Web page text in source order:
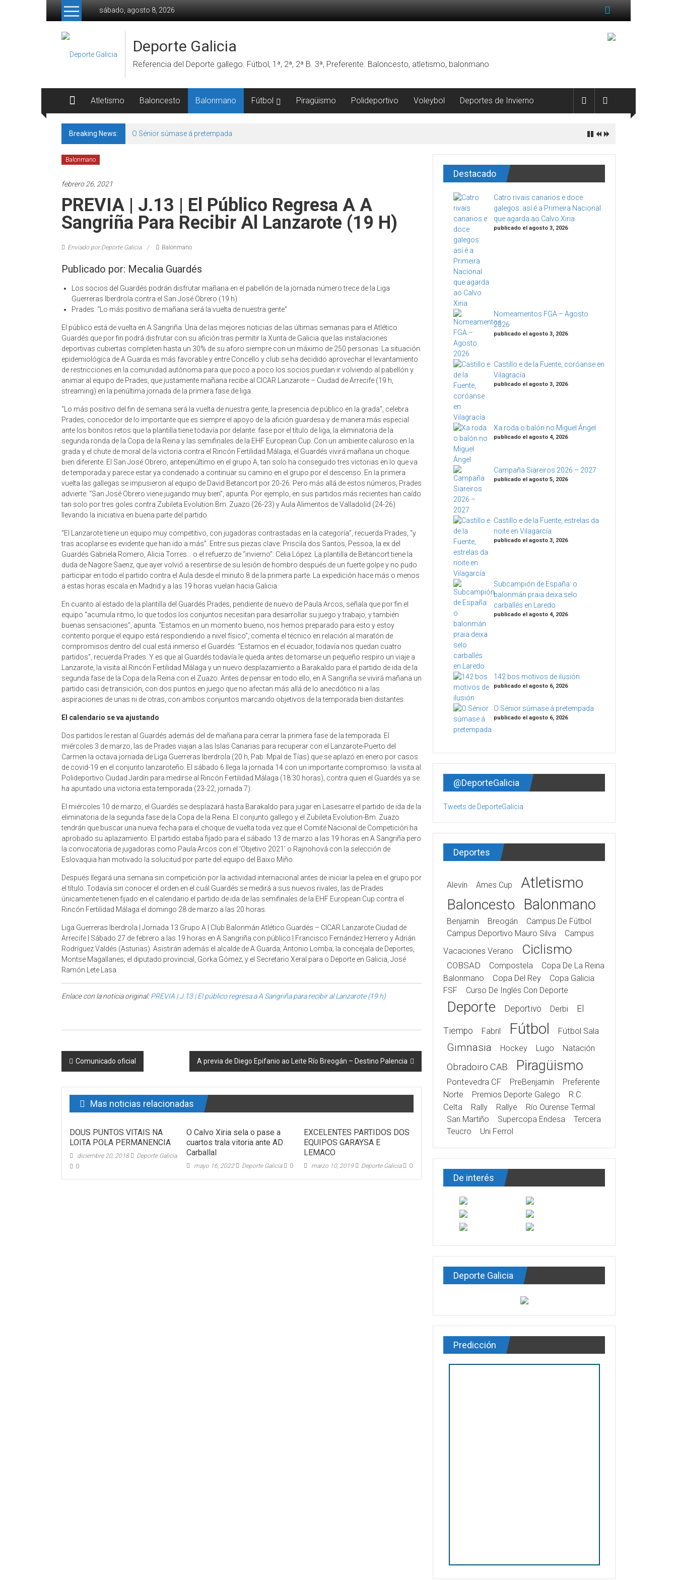
Skip to content
sábado, agosto 8, 2026
Deporte Galicia
Referencia del Deporte gallego. Fútbol, 1ª, 2ª, 2ª B. 3ª, Preferente. Baloncesto, atletismo, balonmano
Atletismo Baloncesto Balonmano Fútbol Piragüismo Polideportivo Voleybol Deportes de Invierno
Breaking News: O Sénior súmase á pretempada
Balonmano
febrero 26, 2021
PREVIA | J.13 | El Público Regresa A A
Sangriña Para Recibir Al Lanzarote (19 H)
Enviado por:Deporte Galicia Balonmano
Publicado por: Mecalia Guardés
Los socios del Guardés podrán disfrutar mañana en el pabellón de la jornada número trece de la Liga
Guerreras Iberdrola contra el San José Obrero (19 h)
Prades: “Lo más positivo de mañana será la vuelta de nuestra gente”
El público está de vuelta en A Sangriña. Una de las mejores noticias de las últimas semanas para el Atlético
Guardés que por fin podrá disfrutar con su afición tras permitir la Xunta de Galicia que las instalaciones
deportivas cubiertas completen hasta un 30% de su aforo siempre con un máximo de 250 personas. La situación
epidemiológica de A Guarda es más favorable y entre Concello y club se ha decidido aprovechar el levantamiento
de restricciones en la comunidad autónoma para que poco a poco los socios puedan ir volviendo al pabellón y
animar al equipo de Prades, que justamente mañana recibe al CICAR Lanzarote – Ciudad de Arrecife (19 h,
streaming) en la penúltima jornada de la primera fase de liga.
“Lo más positivo del fin de semana será la vuelta de nuestra gente, la presencia de público en la grada”, celebra
Prades, conocedor de lo importante que es siempre el apoyo de la afición guardesa y de manera más especial
ante los bonitos retos que la plantilla tiene todavía por delante: fase por el título de liga, la eliminatoria de la
segunda ronda de la Copa de la Reina y las semifinales de la EHF European Cup. Con un ambiente caluroso en la
grada y el chute de moral de la victoria contra el Rincón Fertilidad Málaga, el Guardés vivirá mañana un choque
bien diferente. El San José Obrero, antepenúltimo en el grupo A, tan solo ha conseguido tres victorias en lo que va
de temporada y parece estar ya condenado a continuar su camino en el grupo por el descenso. En la primera
vuelta las gallegas se impusieron al equipo de David Betancort por 20-26. Pero más allá de estos números, Prades
advierte: “San José Obrero viene jugando muy bien”, apunta. Por ejemplo, en sus partidos más recientes han caído
tan solo por tres goles contra Zubileta Evolution Bm. Zuazo (26-23) y Aula Alimentos de Valladolid (24-26)
llevando la iniciativa en buena parte del partido.
“El Lanzarote tiene un equipo muy competitivo, con jugadoras contrastadas en la categoría”, recuerda Prades, “y
tras acoplarse es evidente que han ido a más”. Entre sus piezas clave: Priscila dos Santos, Pessoa, la ex del
Guardés Gabriela Romero, Alicia Torres… o el refuerzo de “invierno”: Celia López. La plantilla de Betancort tiene la
duda de Nagore Saenz, que ayer volvió a resentirse de su lesión de hombro después de un fuerte golpe y no pudo
participar en todo el partido contra el Aula desde el minuto 8 de la primera parte. La expedición hace más o menos
a estas horas escala en Madrid y a las 19 horas vuelan hacia Galicia.
En cuanto al estado de la plantilla del Guardés Prades, pendiente de nuevo de Paula Arcos, señala que por fin el
equipo “acumula ritmo, lo que todos los conjuntos necesitan para desarrollar su juego y trabajo, y también
buenas sensaciones”, apunta. “Estamos en un momento bueno, nos hemos preparado para esto y estoy
contento porque el equipo está respondiendo a nivel físico”, comenta el técnico en relación al maratón de
compromisos dentro del cual está inmerso el Guardés. “Estamos en el ecuador, todavía nos quedan cuatro
partidos”, recuerda Prades. Y es que al Guardés todavía le queda antes de tomarse un pequeño respiro un viaje a
Lanzarote, la visita al Rincón Fertilidad Málaga y un nuevo desplazamiento a Barakaldo para el partido de ida de la
segunda fase de la Copa de la Reina con el Zuazo. Antes de pensar en todo ello, en A Sangriña se vivirá mañana un
partido casi de transición, con dos puntos en juego que no afectan más allá de lo anecdótico ni a las
aspiraciones de unas ni de otras, con ambos conjuntos marcando objetivos de la temporada bien distantes.
El calendario se va ajustando
Dos partidos le restan al Guardés además del de mañana para cerrar la primera fase de la temporada. El
miércoles 3 de marzo, las de Prades viajan a las Islas Canarias para recuperar con el Lanzarote-Puerto del
Carmen la octava jornada de Liga Guerreras Iberdrola (20 h, Pab. Mpal de Tías) que se aplazó en enero por casos
de covid-19 en el conjunto lanzaroteño. El sábado 6 llega la jornada 14 con un importante compromiso: la visita al
Polideportivo Ciudad Jardín para medirse al Rincón Fertilidad Málaga (18:30 horas), contra quien el Guardés ya se
ha apuntado una victoria esta temporada (23-22, jornada 7).
El miércoles 10 de marzo, el Guardés se desplazará hasta Barakaldo para jugar en Lasesarre el partido de ida de la
eliminatoria de la segunda fase de la Copa de la Reina. El conjunto gallego y el Zubileta Evolution-Bm. Zuazo
tendrán que buscar una nueva fecha para el choque de vuelta toda vez que el Comité Nacional de Competición ha
aprobado su aplazamiento. El partido estaba fijado para el sábado 13 de marzo a las 19 horas en A Sangriña pero
la convocatoria de jugadoras como Paula Arcos con el ‘Objetivo 2021’ o Rajnohová con la selección de
Eslovaquia han motivado la solucitud por parte del equipo del Baixo Miño.
Después llegará una semana sin competición por la actividad internacional antes de iniciar la pelea en el grupo por
el título. Todavía sin conocer el orden en el cuál Guardés se medirá a sus nuevos rivales, las de Prades
únicamente tienen fijado en el calendario el partido de ida de las semifinales de la EHF European Cup contra el
Rincón Fertilidad Málaga el domingo 28 de marzo a las 20 horas.
Liga Guerreras Iberdrola | Jornada 13 Grupo A | Club Balonmán Atlético Guardés – CICAR Lanzarote Ciudad de
Arrecife | Sábado 27 de febrero a las 19 horas en A Sangriña con público | Francisco Fernández Herrero y Adrián
Rodríguez Valdés (Asturias). Asistirán además el alcalde de A Guarda, Antonio Lomba; la concejala de Deportes,
Montse Magallanes; el diputado provincial, Gorka Gómez; y el Secretario Xeral para o Deporte en Galicia, José
Ramón Lete Lasa.
Enlace con la noticia original:PREVIA | J.13 | El público regresa a A Sangriña para recibir al Lanzarote (19 h)
Post navigation
Comunicado oficial A previa de Diego Epifanio ao Leite Río Breogán – Destino Palencia
Mas noticias relacionadas
DOUS PUNTOS VITAIS NA
LOITA POLA PERMANENCIA
diciembre 20, 2018
Deporte Galicia
0
O Calvo Xiria sela o pase a
cuartos trala vitoria ante AD
Carballal
mayo 16, 2022 Deporte Galicia 0
EXCELENTES PARTIDOS DOS
EQUIPOS GARAYSA E
LEMACO
marzo 10, 2019 Deporte Galicia 0
Destacado
Catro rivais canarios e doce
galegos: así é a Primeira Nacional
que agarda ao Calvo Xiria
publicado el agosto 3, 2026
Nomeamentos FGA – Agosto
2026
publicado el agosto 3, 2026
Castillo e de la Fuente, coróanse en
Vilagracía
publicado el agosto 3, 2026
Xa roda o balón no Miguel Ángel
publicado el agosto 4, 2026
Campaña Siareiros 2026 – 2027
publicado el agosto 5, 2026
Castillo e de la Fuente, estrelas da
noite en Vilagarcía
publicado el agosto 3, 2026
Subcampión de España: o
balonmán praia deixa selo
carballés en Laredo
publicado el agosto 4, 2026
142 bos motivos de ilusión
publicado el agosto 6, 2026
O Sénior súmase á pretempada
publicado el agosto 6, 2026
@DeporteGalicia
Tweets de DeporteGalicia
Deportes
Alevín Ames Cup Atletismo
Baloncesto Balonmano
Benjamín Breogán
Campus De Fútbol
Campus Deportivo Mauro Silva
Campus
Vacaciones Verano
Ciclismo
COBSAD Compostela
Copa De La Reina
Balonmano
Copa Del Rey
Copa Galicia
FSF
Curso De Inglés Con Deporte
Deporte Deportivo Derbi El
Tiempo Fabril Fútbol Fútbol Sala
Gimnasia Hockey Lugo Natación
Obradoiro CAB Piragüismo
Pontevedra CF PreBenjamín
Preferente
Norte
Premios Deporte Galego
R.C.
Celta
Rally Rallye
Río Ourense Termal
San Martiño
Supercopa Endesa
Tercera
Teucro
Uni Ferrol
De interés
Deporte Galicia
Predicción